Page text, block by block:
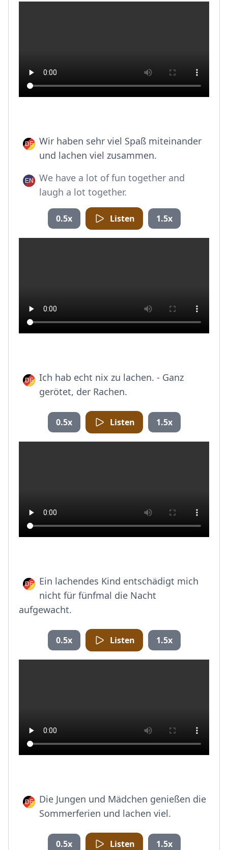
Wir haben sehr viel Spaß miteinander
und lachen viel zusammen.
We have a lot of fun together and
laugh a lot together.
0.5x Listen 1.5x
Ich hab echt nix zu lachen. - Ganz
gerötet, der Rachen.
0.5x Listen 1.5x
Ein lachendes Kind entschädigt mich
nicht für fünfmal die Nacht
aufgewacht.
0.5x Listen 1.5x
Die Jungen und Mädchen genießen die
Sommerferien und lachen viel.
0.5x Listen 1.5x